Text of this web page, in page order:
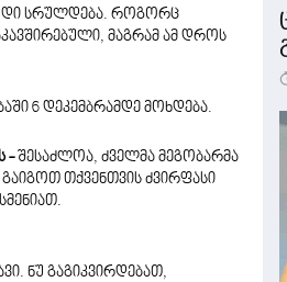
სრულდება. როგორც
მაგრამ ამ დროს
6 დეკემბრამდე მოხდება.
-შესაძლოა, ძველმა მეგობარმა
თქვენთვის ძვირფასი
ნუ გაგიკვირდებათ,